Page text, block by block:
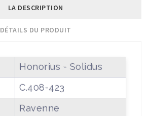
LA DESCRIPTION
DÉTAILS DU PRODUIT
Honorius - Solidus
C.408-423
Ravenne